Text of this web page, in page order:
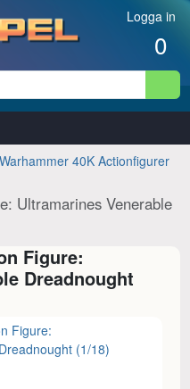
Logga in
0
Warhammer 40K Actionfigurer
Ultramarines Venerable
Figure:
Dreadnought